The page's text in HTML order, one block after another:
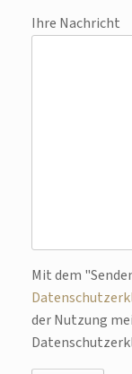
Ihre Nachricht
Bitte lasse
Mit dem
der Nutzung